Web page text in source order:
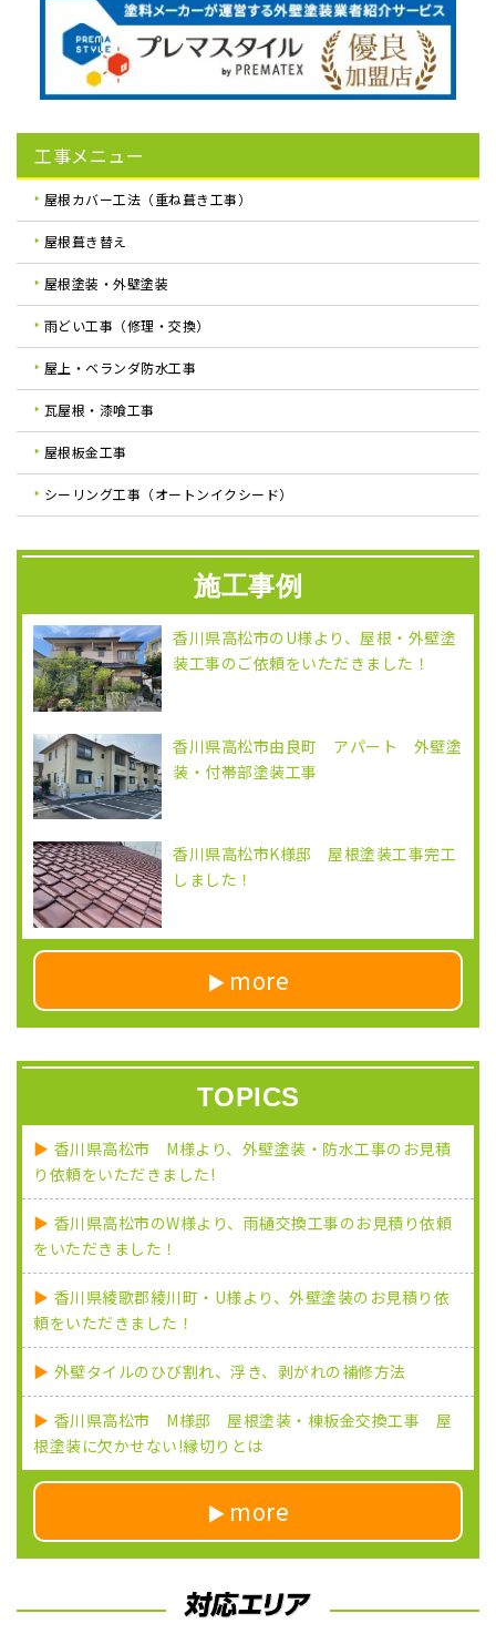
工事メニュー
屋根カバー工法（重ね葺き工事）
屋根葺き替え
屋根塗装・外壁塗装
雨どい工事（修理・交換）
屋上・ベランダ防水工事
瓦屋根・漆喰工事
屋根板金工事
シーリング工事（オートンイクシード）
施工事例
香川県高松市のU様より、屋根・外壁塗
装工事のご依頼をいただきました！
香川県高松市由良町 アパート 外壁塗
装・付帯部塗装工事
香川県高松市K様邸 屋根塗装工事完工
しました！
more
TOPICS
香川県高松市 M様より、外壁塗装・防水工事のお見積
り依頼をいただきました!
香川県高松市のW様より、雨樋交換工事のお見積り依頼
をいただきました！
香川県綾歌郡綾川町・U様より、外壁塗装のお見積り依
頼をいただきました！
外壁タイルのひび割れ、浮き、剥がれの補修方法
香川県高松市 M様邸 屋根塗装・棟板金交換工事 屋
根塗装に欠かせない!縁切りとは
more